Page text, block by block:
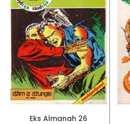
Eks Almanah 26